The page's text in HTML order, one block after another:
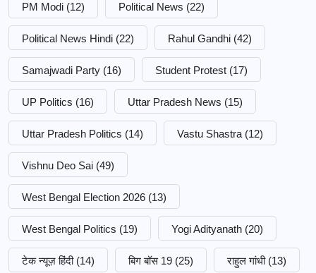
PM Modi (12) Political News (22)
Political News Hindi (22) Rahul Gandhi (42)
Samajwadi Party (16) Student Protest (17)
UP Politics (16) Uttar Pradesh News (15)
Uttar Pradesh Politics (14) Vastu Shastra (12)
Vishnu Deo Sai (49)
West Bengal Election 2026 (13)
West Bengal Politics (19) Yogi Adityanath (20)
टेक न्यूज़ हिंदी (14) बिग बॉस 19 (25) राहुल गांधी (13)